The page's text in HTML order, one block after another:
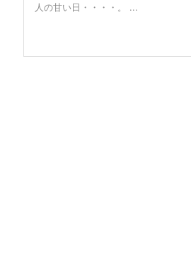
人の甘い日・・・・。 ...